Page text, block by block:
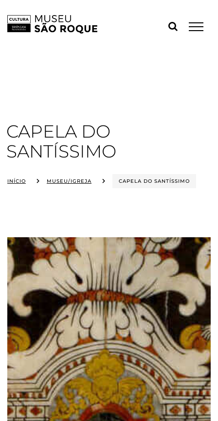
content
CAPELA DO
SANTÍSSIMO
INÍCIO MUSEU/IGREJA CAPELA DO SANTÍSSIMO